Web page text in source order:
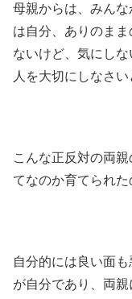
母親からは、みん
は自分、ありのま
ないけど、気にし
人を大切にしなさい
こんな正反対の両
てなのか育てられた
自分的には良い面
が自分であり、両親